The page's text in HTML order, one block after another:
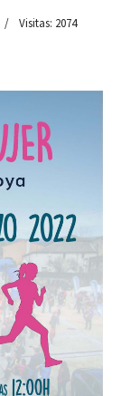
Visitas: 2074